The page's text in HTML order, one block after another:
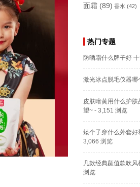
面霜(89) 香水 (42)
热门专题
防晒霜什么牌子好
激光冰点脱毛仪器哪
皮肤暗黄用什么护
望~- 3,151 浏览
矮个子穿什么外套
3,066 浏览
几款经典颜值款吹
浏览